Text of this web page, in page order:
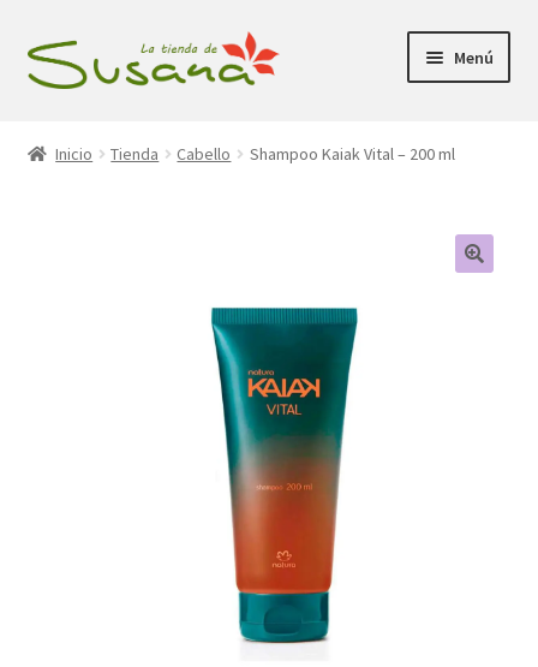
Ir
a
Ir
al
Menú
el
Inicio Tienda Cabello Shampoo Kaiak Vital – 200 ml